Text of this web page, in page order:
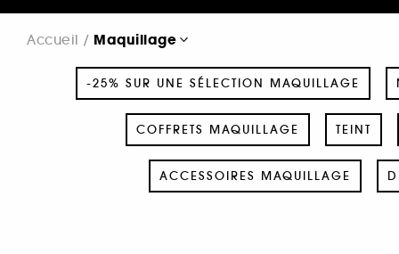
Accueil Maquillage
-25% SUR UNE SÉLECTION MAQUILLAGE
COFFRETS MAQUILLAGE TEINT
ACCESSOIRES MAQUILLAGE